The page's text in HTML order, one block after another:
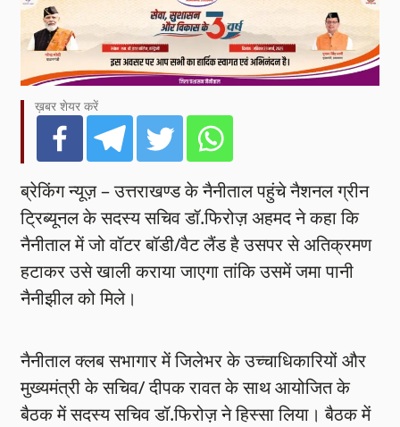
ख़बर शेयर करें
ब्रेकिंग न्यूज़ – उत्तराखण्ड के नैनीताल पहुंचे नैशनल ग्रीन
ट्रिब्यूनल के सदस्य सचिव डॉ.फिरोज़ अहमद ने कहा कि
नैनीताल में जो वॉटर बॉडी/वैट लैंड है उसपर से अतिक्रमण
हटाकर उसे खाली कराया जाएगा तांकि उसमें जमा पानी
नैनीझील को मिले।
नैनीताल क्लब सभागार में जिलेभर के उच्चाधिकारियों और
मुख्यमंत्री के सचिव/ दीपक रावत के साथ आयोजित के
बैठक में सदस्य सचिव डॉ.फिरोज़ ने हिस्सा लिया। बैठक में